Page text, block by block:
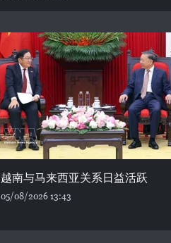
越南与马来西亚关系日益活跃
05/08/2026 13:43